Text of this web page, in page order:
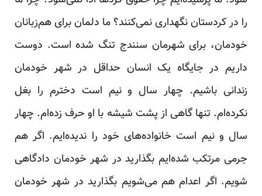
را در کردستان نگهداری نمی‌کنند؟ ما دلمان برای هم‌زبانان
خودمان، برای شهرمان سنندج تنگ شده است. دوست
داریم در جایگاه یک انسان حداقل در شهر خودمان
زندانی باشیم. چهار سال و نیم است دخترم را بغل
نکرده‌ام. تنها گاهی از پشت شیشه با او حرف زده‌ام. چهار
سال و نیم است خانواده‌های خود را ندیده‌ایم. اگر هم
جرمی مرتکب شده‌ایم بگذارید در شهر خودمان دادگاهی
شویم. اگر اعدام هم می‌شویم بگذارید در شهر خودمان